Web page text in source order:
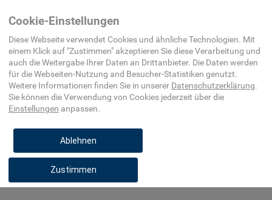
Befestigungsmittel, Beschlag
Trapezgewindetrieb
(nicht spezifiziert)
Cookie-Einstellungen
Diese Webseite verwendet Cookies und ähnliche Technologien. Mit
einem Klick auf "Zustimmen" akzeptieren Sie diese Verarbeitung und
auch die Weitergabe Ihrer Daten an Drittanbieter. Die Daten werden
für dieWebseiten-Nutzung and Besucher-Statistiken genutzt.
Weitere Informationen finden Sie in unserer Datenschutzerklärung.
Sie können die Verwendung von Cookies jederzeit über die
Einstellungen anpassen.
Ablehnen
Zustimmen